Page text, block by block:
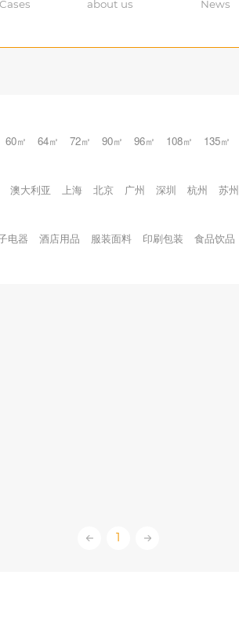
about us News
60㎡ 64㎡ 72㎡ 90㎡ 96㎡ 108㎡ 135㎡
澳大利亚 上海 北京 广州 深圳 杭州 苏州
电器 酒店用品 服装面料 印刷包装 食品饮品
1